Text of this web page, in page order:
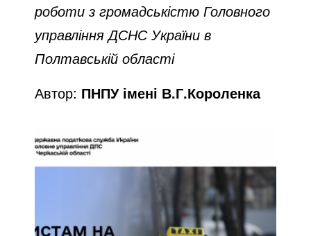
роботи з громадськістю Головного
управління ДСНС України в
Полтавській області
Автор: ПНПУ імені В.Г.Короленка